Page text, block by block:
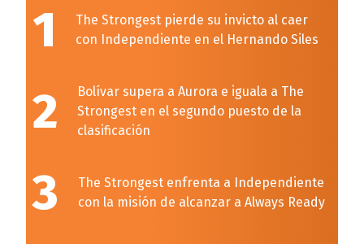
1
The Strongest pierde su invicto al caer
con Independiente en el Hernando Siles
2
Bolívar supera a Aurora e iguala a The
Strongest en el segundo puesto de la
clasificación
3
The Strongest enfrenta a Independiente
con la misión de alcanzar a Always Ready